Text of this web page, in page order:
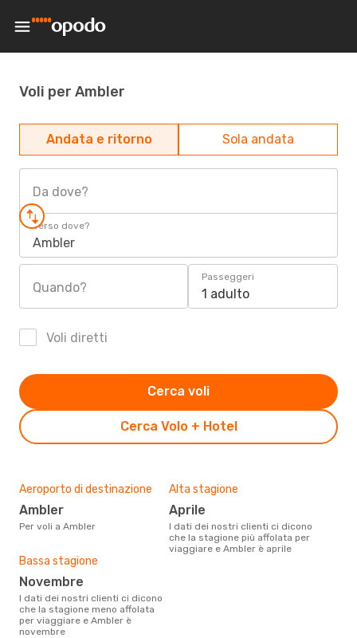
Voli per Ambler
Andata e ritorno Sola andata
Da dove?
Verso dove?
Ambler
Quando?
Passeggeri
1 adulto
Voli diretti
Cerca Volo + Hotel
Cerca voli
Aeroporto di destinazione
Ambler
Per voli a Ambler
Alta stagione
aprile
I dati dei nostri clienti ci dicono
che la stagione più affolata per
viaggiare e Ambler è aprile
Bassa stagione
novembre
I dati dei nostri clienti ci dicono
che la stagione meno affolata
per viaggiare e Ambler è
novembre